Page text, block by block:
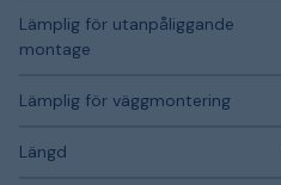
Lämplig för utanpåliggande
montage
Lämplig för väggmontering
Längd